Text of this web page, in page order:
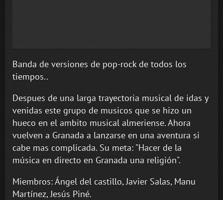
Banda de versiones de pop-rock de todos los
tiempos..
Despues de una larga trayectoria musical de idas y
venidas este grupo de musicos que se hizo un
hueco en el ambito musical almeriense. Ahora
vuelven a Granada a lanzarse en una aventura si
cabe mas complicada. Su meta: "Hacer de la
música en directo en Granada una religión".
Miembros: Ángel del castillo, Javier Salas, Manu
Martínez, Jesús Piné.